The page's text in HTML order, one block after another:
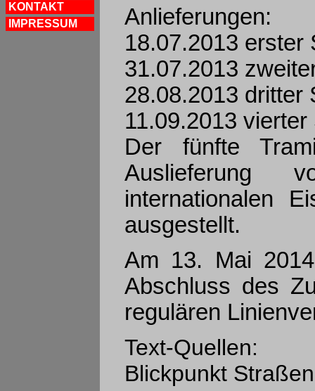
KONTAKT
IMPRESSUM
Anlieferungen:
18.07.2013 erster
31.07.2013
28.08.2013 dritter
11.09.2013
Der fünfte
Auslieferung
internationalen
ausgestellt.
Am 13. Mai
Abschluss des
regulären
Text-Quellen:
Blickpunkt